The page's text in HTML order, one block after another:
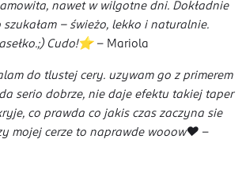
nawet w wilgotne dni. Dokładnie
– świeżo, lekko i naturalnie.
Cudo!⭐- Mariola
do tlustej cery. uzywam go z primerem
serio dobrze, nie daje efektu takiej taper
co prawda co jakis czas zaczyna sie
mojej cerze to naprawde wooow❤️ -